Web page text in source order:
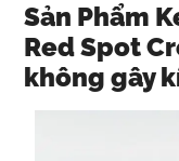
Sản Phẩm
Red Spot
không gây